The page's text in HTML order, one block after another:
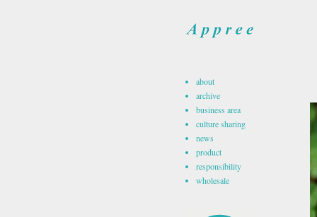
about
archive
business area
culture sharing
news
product
responsibility
wholesale